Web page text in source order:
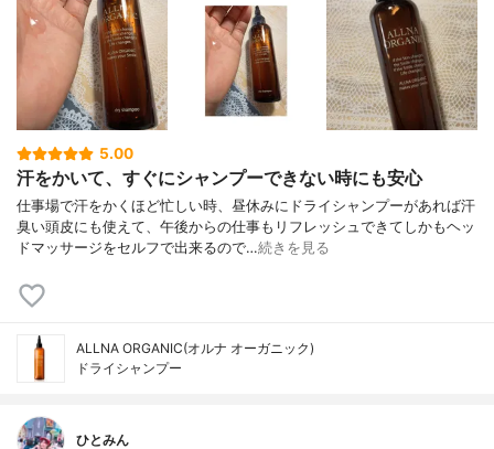
5.00
汗をかいて、すぐにシャンプーできない時にも安心
仕事場で汗をかくほど忙しい時、昼休みにドライシャンプーがあれば汗
臭い頭皮にも使えて、午後からの仕事もリフレッシュできてしかもヘッ
ドマッサージをセルフで出来るので…続きを見る
ALLNA ORGANIC(オルナ オーガニック)
ドライシャンプー
ひとみん